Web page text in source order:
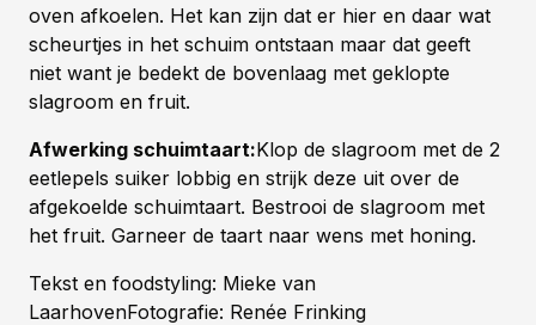
oven afkoelen. Het kan zijn dat er hier en daar wat
scheurtjes in het schuim ontstaan maar dat geeft
niet want je bedekt de bovenlaag met geklopte
slagroom en fruit.
Afwerking schuimtaart:Klop de slagroom met de 2
eetlepels suiker lobbig en strijk deze uit over de
afgekoelde schuimtaart. Bestrooi de slagroom met
het fruit. Garneer de taart naar wens met honing.
Tekst en foodstyling: Mieke van
LaarhovenFotografie: Renée Frinking